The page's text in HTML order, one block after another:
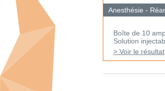
Anesthésie -
Boîte de 10
Solution
> Voir le résultat